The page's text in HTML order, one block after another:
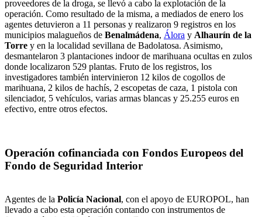
proveedores de la droga, se llevó a cabo la explotación de la
operación. Como resultado de la misma, a mediados de enero los
agentes detuvieron a 11 personas y realizaron 9 registros en los
municipios malagueños de Benalmádena, Álora y Alhaurín de la
Torre y en la localidad sevillana de Badolatosa. Asimismo,
desmantelaron 3 plantaciones indoor de marihuana ocultas en zulos
donde localizaron 529 plantas. Fruto de los registros, los
investigadores también intervinieron 12 kilos de cogollos de
marihuana, 2 kilos de hachís, 2 escopetas de caza, 1 pistola con
silenciador, 5 vehículos, varias armas blancas y 25.255 euros en
efectivo, entre otros efectos.
Operación cofinanciada con Fondos Europeos del
Fondo de Seguridad Interior
Agentes de la Policía Nacional, con el apoyo de EUROPOL, han
llevado a cabo esta operación contando con instrumentos de